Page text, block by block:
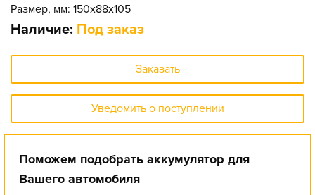
Размер, мм: 150x88x105
Наличие: Под заказ
Заказать
Уведомить о поступлении
Поможем подобрать аккумулятор для
Вашего автомобиля